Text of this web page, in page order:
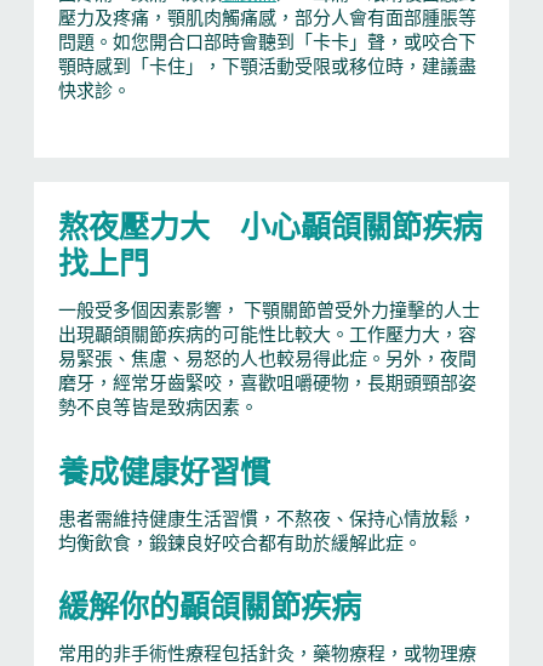
壓力及疼痛，顎肌肉觸痛感，部分人會有面部腫脹等
問題。如您開合口部時會聽到「卡卡」聲，或咬合下
顎時感到「卡住」，下顎活動受限或移位時，建議盡
快求診。
熬夜壓力大 小心顳頜關節疾病
找上門
一般受多個因素影響， 下顎關節曾受外力撞擊的人士
出現顳頜關節疾病的可能性比較大。工作壓力大，容
易緊張、焦慮、易怒的人也較易得此症。另外，夜間
磨牙，經常牙齒緊咬，喜歡咀嚼硬物，長期頭頸部姿
勢不良等皆是致病因素。
養成健康好習慣
患者需維持健康生活習慣，不熬夜、保持心情放鬆，
均衡飲食，鍛鍊良好咬合都有助於緩解此症。
緩解你的顳頜關節疾病
常用的非手術性療程包括針灸，藥物療程，或物理療